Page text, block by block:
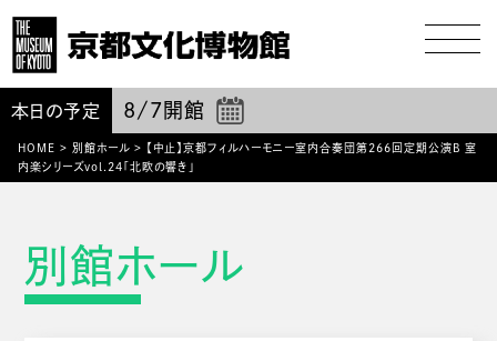
本日の予定 8/7 開館
HOME > 別館ホール>
【中止】京都フィルハーモニー室内合奏団第266回定期公演B 室
内楽シリーズvol.24「北欧の響き」